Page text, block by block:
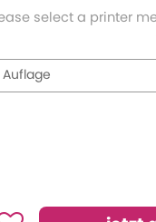
select a printer
Auflage